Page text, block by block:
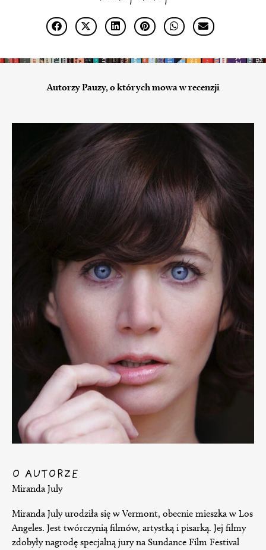
Autorzy Pauzy, o których mowa w recenzji
O AUTORZE
Miranda July
Miranda July urodziła się w Vermont, obecnie mieszka w Los
Angeles. Jest twórczynią filmów, artystką i pisarką. Jej filmy
zdobyły nagrodę specjalną jury na Sundance Film Festival